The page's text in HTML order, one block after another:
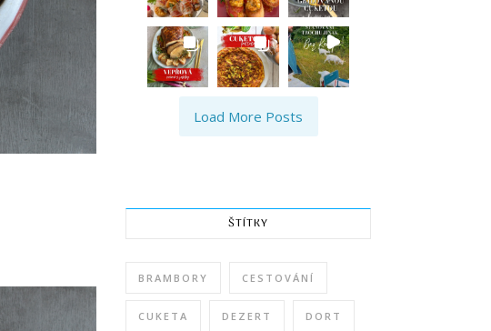
Load More Posts
ŠTÍTKY
BRAMBORY CESTOVÁNÍ
CUKETA DEZERT DORT